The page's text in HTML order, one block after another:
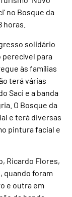
no Bosque da
horas.
solidário
perecível para
às famílias
terá várias
Saci e a banda
O Bosque da
e terá diversas
pintura facial e
Ricardo Flores,
quando foram
e outra em